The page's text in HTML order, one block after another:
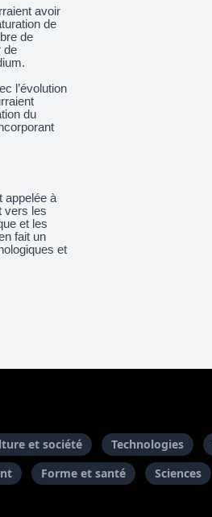
avoir
de
de
de
l’évolution
du
appelée à
vers les
et les
fait un
et
et société Technologies
Forme et santé Sciences